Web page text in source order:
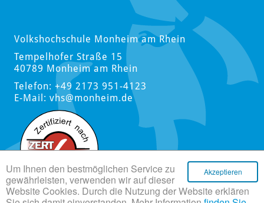
Akzeptieren
Um Ihnen den bestmöglichen Service zu
gewährleisten, verwenden wir auf dieser
Website Cookies. Durch die Nutzung der Website erklären
Volkshochschule Monheim am Rhein
Tempelhofer Straße 15
40789 Monheim am Rhein
Telefon: +49 2173 951-4123
E-Mail: vhs@monheim.de